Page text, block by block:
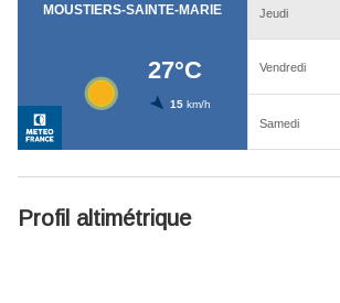
Profil altimétrique